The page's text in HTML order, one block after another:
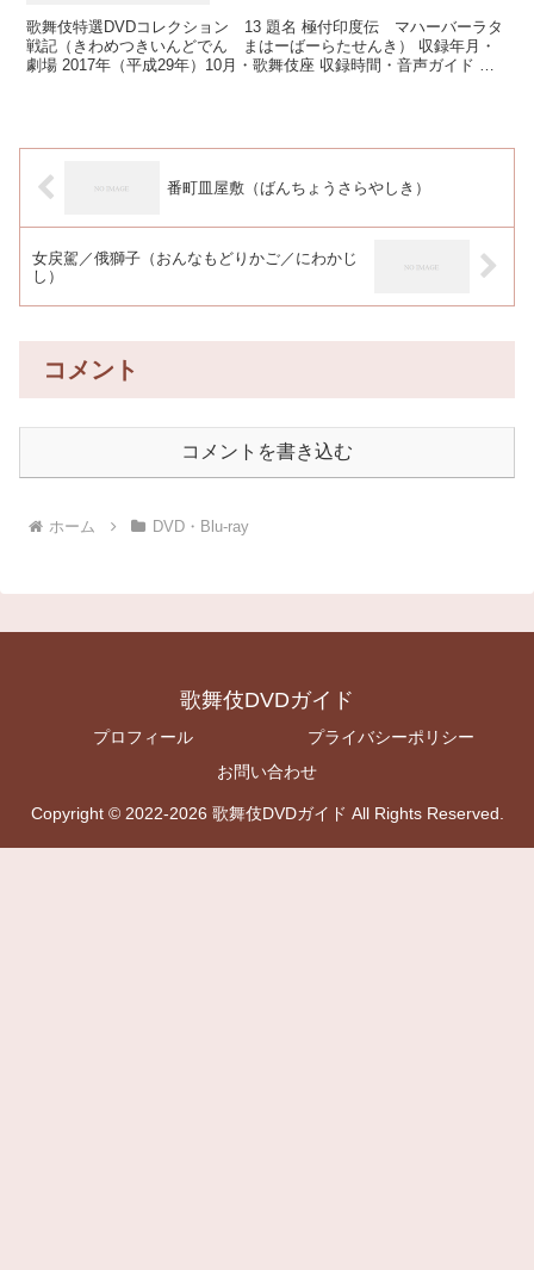
歌舞伎特選DVDコレクション 13 題名 極付印度伝 マハーバーラタ
戦記（きわめつきいんどでん まはーばーらたせんき） 収録年月・
劇場 2017年（平成29年）10月・歌舞伎座 収録時間・音声ガイド 本
番町皿屋敷（ばんちょうさらやしき）
女戻駕／俄獅子（おんなもどりかご／にわかじ
し）
コメント
コメントを書き込む
ホーム DVD・Blu-ray
歌舞伎DVDガイド
プロフィール
プライバシーポリシー
お問い合わせ
Copyright © 2022-2026 歌舞伎DVDガイド All Rights Reserved.